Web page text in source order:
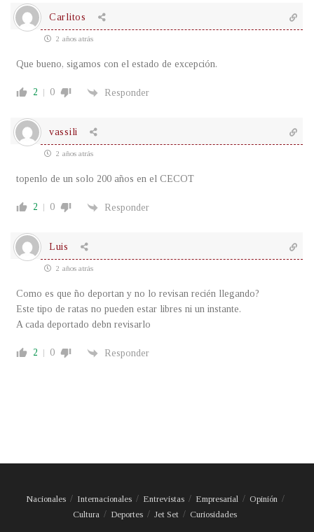
Carlitos
2 años atrás
Que bueno, sigamos con el estado de excepción.
2 0 Responder
vassili
2 años atrás
topenlo de un solo 200 años en el CECOT
2 0 Responder
Luis
2 años atrás
Como es que ño deportan y no lo revisan recién llegando?
Este tipo de ratas no pueden estar libres ni un instante.
A cada deportado debn revisarlo
2 0 Responder
Nacionales Internacionales Entrevistas Empresarial
Opinión
Cultura
Deportes Jet Set Curiosidades